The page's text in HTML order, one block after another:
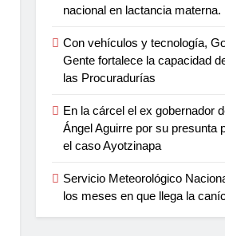
nacional en lactancia materna.
Con vehículos y tecnología,
Gente fortalece la capacidad
las Procuradurías
En la cárcel el ex gobernador
Ángel Aguirre por su presunta
el caso Ayotzinapa
Servicio Meteorológico
los meses en que llega la